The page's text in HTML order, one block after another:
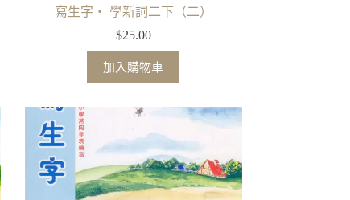
寫生字‧ 學新詞二下（二）
$25.00
加入購物車